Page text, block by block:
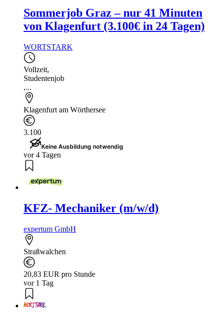
Sommerjob Graz – nur 41 Minuten
von Klagenfurt (3.100€ in 24 Tagen)
WORTSTARK
Vollzeit,
Studentenjob
,...
Klagenfurt am Wörthersee
3.100
Keine Ausbildung notwendig
vor 4 Tagen
KFZ- Mechaniker (m/w/d)
expertum GmbH
Straßwalchen
20,83 EUR pro Stunde
vor 1 Tag